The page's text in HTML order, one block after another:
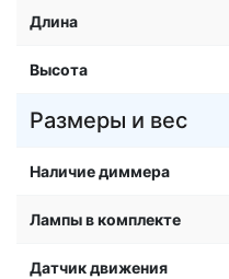
Длина
Высота
Размеры и вес
Наличие диммера
Лампы в комплекте
Датчик движения